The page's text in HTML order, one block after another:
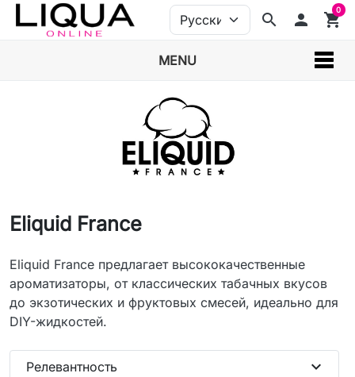
search person shopping_cart
0
MENU
Eliquid France
Eliquid France предлагает высококачественные
ароматизаторы, от классических табачных вкусов
до экзотических и фруктовых смесей, идеально для
DIY-жидкостей.
Релевантность expand_more